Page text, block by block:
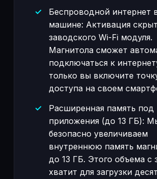
Беспроводной интернет
машине: Активация
заводского Wi-Fi модуля.
Магнитола сможет
подключаться к
только вы включите
доступа на своем
Расширенная память под
приложения (до 13 ГБ):
безопасно увеличиваем
внутреннюю память
до 13 ГБ. Этого объема с
хватит для загрузки